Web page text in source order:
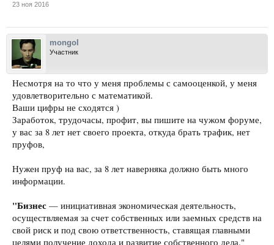
23 ноя 2016
mongol
Участник
Несмотря на то что у меня проблемы с самооценкой, у меня
удовлетворительно с математикой.
Ваши цифры не сходятся )
Заработок, трудочасы, профит, вы пишите на чужом форуме,
у вас за 8 лет нет своего проекта, откуда брать трафик, нет
пруфов,
Нужен пруф на вас, за 8 лет наверняка должно быть много
информации.
"Бизнес — инициативная экономическая деятельность,
осуществляемая за счет собственных или заемных средств на
свой риск и под свою ответственность, ставящая главными
целями получение дохода и развитие собственного дела."